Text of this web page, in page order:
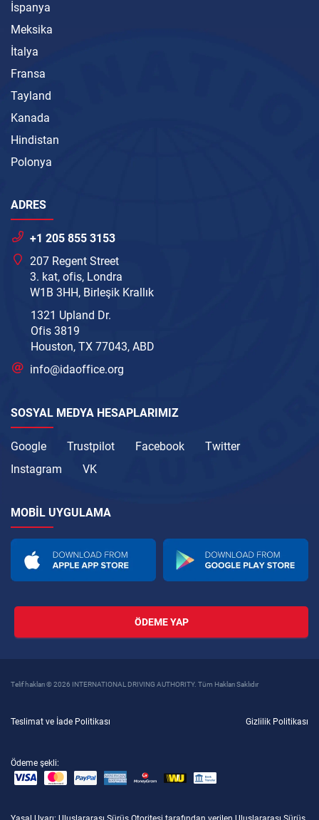
İspanya
Meksika
İtalya
Fransa
Tayland
Kanada
Hindistan
Polonya
ADRES
+1 205 855 3153
207 Regent Street
3. kat, ofis, Londra
W1B 3HH, Birleşik Krallık
1321 Upland Dr.
Ofis 3819
Houston, TX 77043, ABD
info@idaoffice.org
SOSYAL MEDYA HESAPLARIMIZ
Google Trustpilot Facebook
Twitter
Instagram
VK
MOBIL UYGULAMA
ÖDEME YAP
Telif hakları © 2026 INTERNATIONAL DRIVING AUTHORITY. Tüm Hakları Saklıdır
Teslimat ve İade Politikası Gizlilik Politikası
Ödeme şekli: